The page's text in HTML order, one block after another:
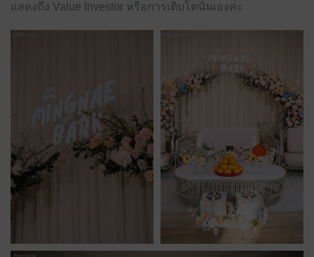
แสดงถึง Value Investor หรือการเติบโตนั่นเองค่ะ